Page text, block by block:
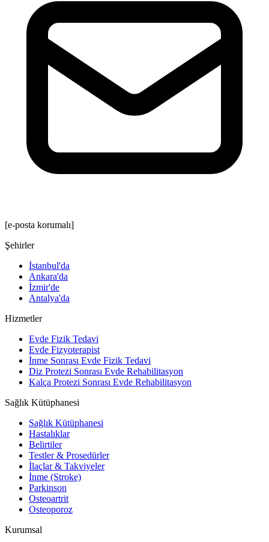
[e-posta korumalı]
Şehirler
İstanbul'da
Ankara'da
İzmir'de
Antalya'da
Hizmetler
Evde Fizik Tedavi
Evde Fizyoterapist
İnme Sonrası Evde Fizik Tedavi
Diz Protezi Sonrası Evde Rehabilitasyon
Kalça Protezi Sonrası Evde Rehabilitasyon
Sağlık Kütüphanesi
Sağlık Kütüphanesi
Hastalıklar
Belirtiler
Testler & Prosedürler
İlaçlar & Takviyeler
İnme (Stroke)
Parkinson
Osteoartrit
Osteoporoz
Kurumsal